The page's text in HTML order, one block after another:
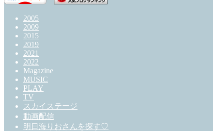
2005
2009
2015
2019
2021
2022
Magazine
MUSIC
PLAY
TV
スカイステージ
動画配信
明日海りおさんを探す♡